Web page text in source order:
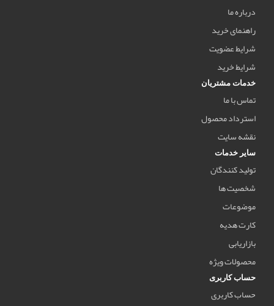
درباره ما
راهنمای خرید
شرایط عضویت
شرایط خرید
خدمات مشتریان
تماس با ما
استرداد محصول
نقشه سایت
سایر خدمات
تولید کنندگان
شخصیت ها
موضوعات
کارت هدیه
بازاریابی
محصولات ویژه
حساب کاربری
حساب کاربری